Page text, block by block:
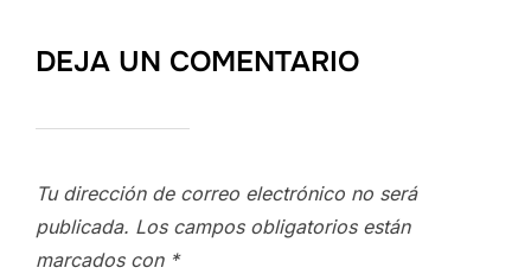
DEJA UN COMENTARIO
Tu dirección de correo electrónico no será
publicada. Los campos obligatorios están
marcados con *